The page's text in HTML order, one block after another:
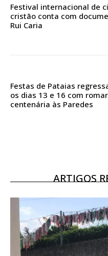
casa
Acesso ao
Acesso aos
12
Acesso ao
Festival internacional de
cristão conta com
Rui Caria
Festas de Pataias
os dias 13 e 16 com
centenária às Paredes
ARTIGOS